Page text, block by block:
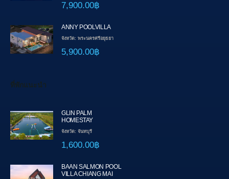
7,900.00฿
ANNY POOLVILLA
จังหวัด: พระนครศรีอยุธยา
5,900.00฿
ที่พักแนะนำ
GLIN PALM
HOMESTAY
จังหวัด: จันทบุรี
1,600.00฿
BAAN SALMON POOL
VILLA CHIANG MAI